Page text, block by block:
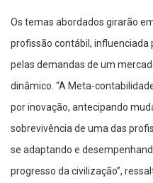
Os temas abordados girarão
profissão contábil,
pelas demandas de um
dinâmico. “A Meta-
por inovação, antecipando
sobrevivência de uma das
se adaptando e
progresso da civilização”,